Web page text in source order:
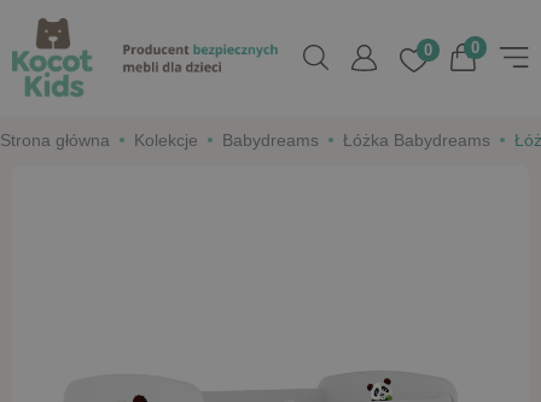
0
0
Strona główna Kolekcje Babydreams Łóżka Babydreams